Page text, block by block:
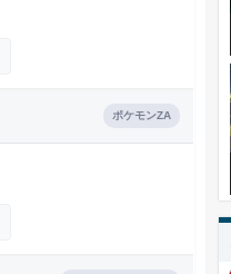
ポケモンZA